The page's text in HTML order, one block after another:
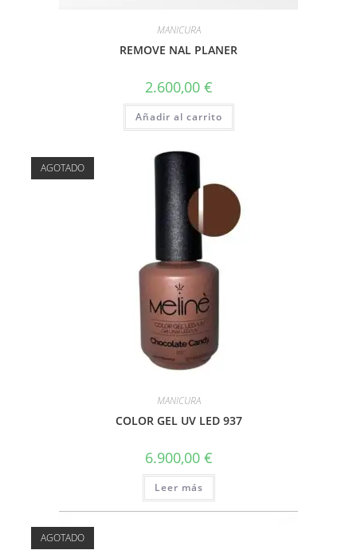
MANICURA
REMOVE NAL PLANER
2.600,00 €
Añadir al carrito
AGOTADO
MANICURA
COLOR GEL UV LED 937
6.900,00 €
Leer más
AGOTADO